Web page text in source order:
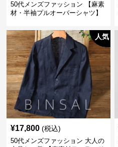
50代メンズファッション 【麻素
材・半袖プルオーバーシャツ】
人気
¥17,800 (税込)
50代メンズファッション 大人の